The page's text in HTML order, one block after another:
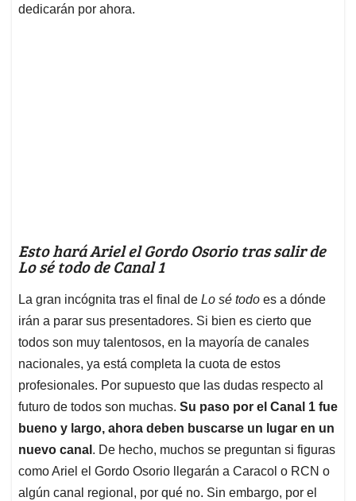
dedicarán por ahora.
Esto hará Ariel el Gordo Osorio tras salir de
Lo sé todo de Canal 1
La gran incógnita tras el final de Lo sé todo es a dónde
irán a parar sus presentadores. Si bien es cierto que
todos son muy talentosos, en la mayoría de canales
nacionales, ya está completa la cuota de estos
profesionales. Por supuesto que las dudas respecto al
futuro de todos son muchas. Su paso por el Canal 1 fue
bueno y largo, ahora deben buscarse un lugar en un
nuevo canal . De hecho, muchos se preguntan si figuras
como Ariel el Gordo Osorio llegarán a Caracol o RCN o
algún canal regional, por qué no. Sin embargo, por el